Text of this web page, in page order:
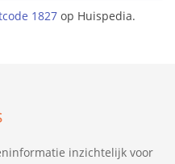
1827 op Huispedia.
inzichtelijk voor